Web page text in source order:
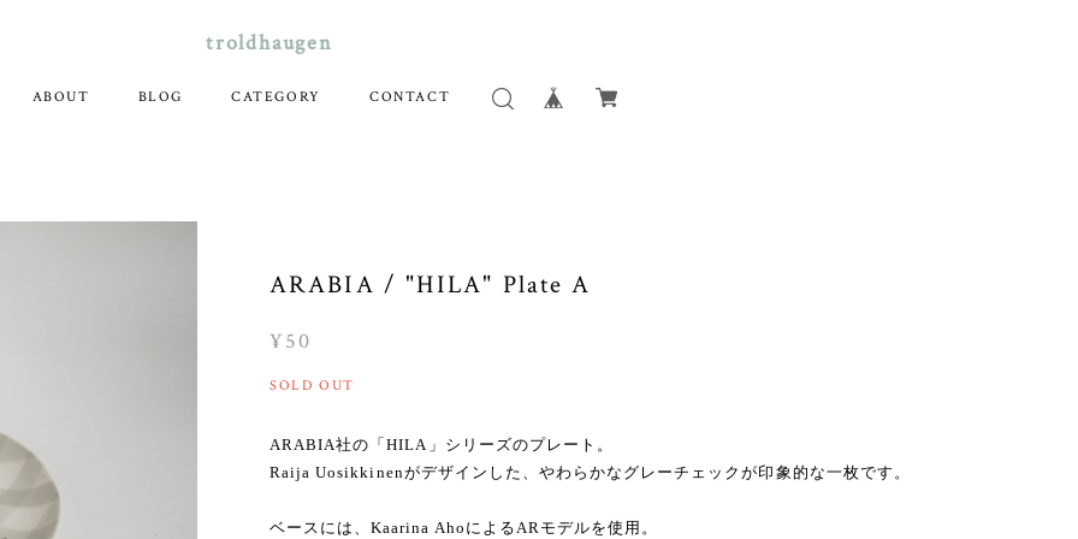
troldhaugen
ABOUT BLOG CATEGORY CONTACT
ARABIA / "HILA" Plate A
¥50
SOLD OUT
ARABIA社の「HILA」シリーズのプレート。
Raija Uosikkinenがデザインした、やわらかなグレーチェックが印象的な一枚です。
ベースには、Kaarina AhoによるARモデルを使用。